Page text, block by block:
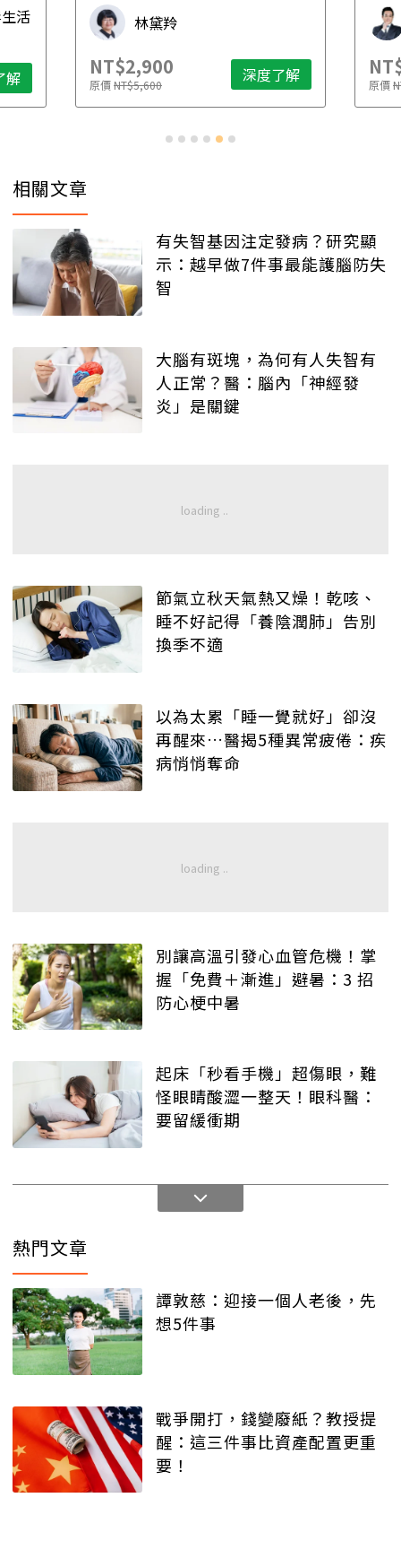
活
解
林黛羚
NT$2,900
原價NT$5,600 深度了解 原價
相關文章
有失智基因注定發病？研究顯
示：越早做7件事最能護腦防失
智
大腦有斑塊，為何有人失智有
人正常？醫：腦內「神經發
炎」是關鍵
節氣立秋天氣熱又燥！乾咳、
睡不好記得「養陰潤肺」告別
換季不適
以為太累「睡一覺就好」卻沒
再醒來…醫揭5種異常疲倦：疾
病悄悄奪命
別讓高溫引發心血管危機！掌
握「免費＋漸進」避暑：3 招
防心梗中暑
起床「秒看手機」超傷眼，難
怪眼睛酸澀一整天！眼科醫：
要留緩衝期
熱門文章
譚敦慈：迎接一個人老後，先
想5件事
戰爭開打，錢變廢紙？教授提
醒：這三件事比資產配置更重
要！